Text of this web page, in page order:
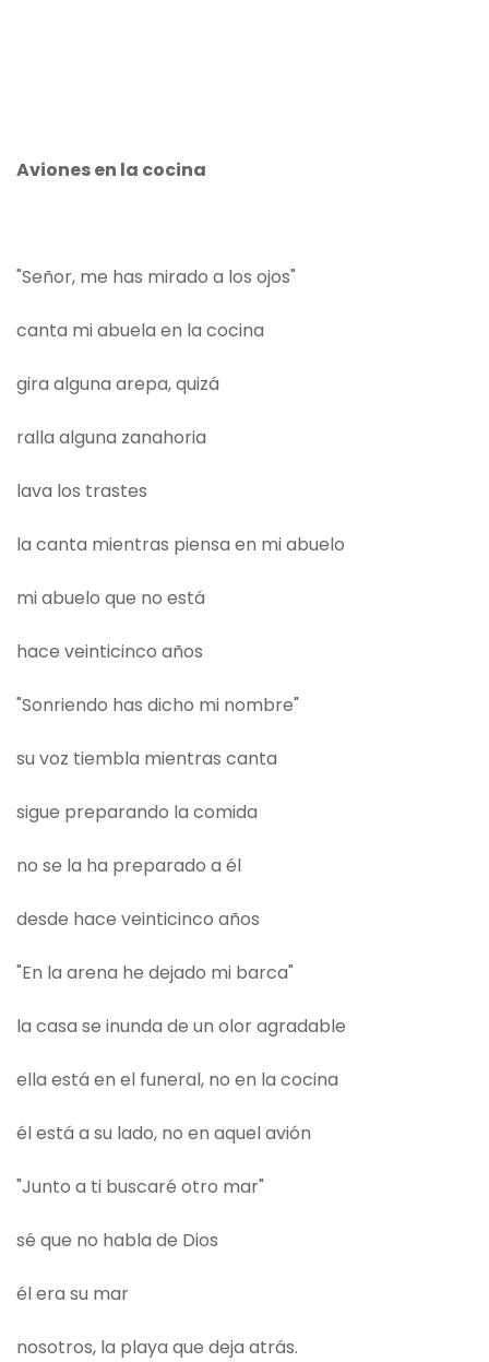
Aviones en la cocina
"Señor, me has mirado a los ojos"
canta mi abuela en la cocina
gira alguna arepa, quizá
ralla alguna zanahoria
lava los trastes
la canta mientras piensa en mi abuelo
mi abuelo que no está
hace veinticinco años
"Sonriendo has dicho mi nombre"
su voz tiembla mientras canta
sigue preparando la comida
no se la ha preparado a él
desde hace veinticinco años
"En la arena he dejado mi barca"
la casa se inunda de un olor agradable
ella está en el funeral, no en la cocina
él está a su lado, no en aquel avión
"Junto a ti buscaré otro mar"
sé que no habla de Dios
él era su mar
nosotros, la playa que deja atrás.